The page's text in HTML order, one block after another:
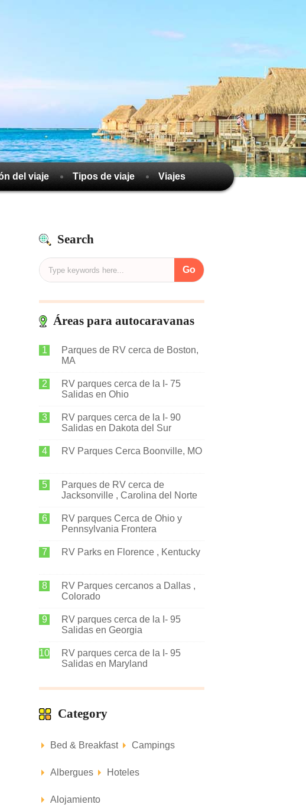
del viaje Tipos de viaje Viajes
Search
Áreas para autocaravanas
Parques de RV cerca de Boston,
MA
RV parques cerca de la I- 75
Salidas en Ohio
RV parques cerca de la I- 90
Salidas en Dakota del Sur
RV Parques Cerca Boonville, MO
Parques de RV cerca de
Jacksonville , Carolina del Norte
RV parques Cerca de Ohio y
Pennsylvania Frontera
RV Parks en Florence , Kentucky
RV Parques cercanos a Dallas ,
Colorado
RV parques cerca de la I- 95
Salidas en Georgia
RV parques cerca de la I- 95
Salidas en Maryland
Category
Bed & Breakfast Campings
Albergues Hoteles
Alojamiento